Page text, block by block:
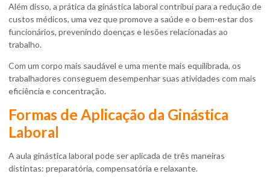
Além disso, a prática da ginástica laboral contribui para a redução de
custos médicos, uma vez que promove a saúde e o bem-estar dos
funcionários, prevenindo doenças e lesões relacionadas ao
trabalho.
Com um corpo mais saudável e uma mente mais equilibrada, os
trabalhadores conseguem desempenhar suas atividades com mais
eficiência e concentração.
Formas de Aplicação da Ginástica
Laboral
A aula ginástica laboral pode ser aplicada de três maneiras
distintas: preparatória, compensatória e relaxante.